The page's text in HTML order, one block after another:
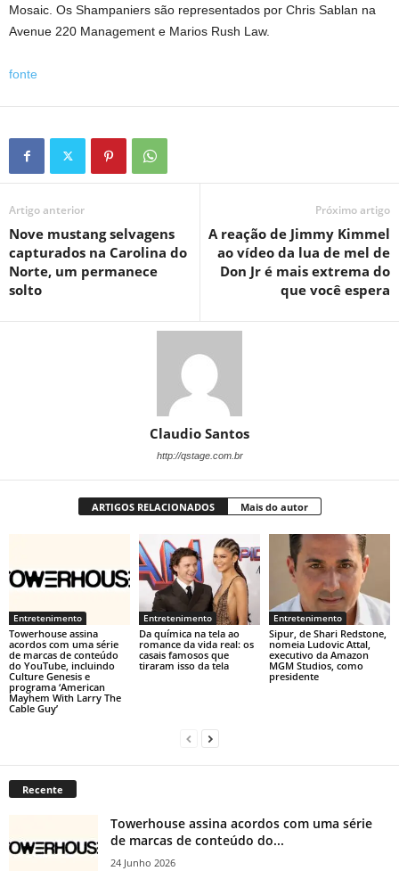
Mosaic. Os Shampaniers são representados por Chris Sablan na
Avenue 220 Management e Marios Rush Law.
fonte
Artigo anterior
Nove mustang selvagens
capturados na Carolina do
Norte, um permanece
solto
Próximo artigo
A reação de Jimmy Kimmel
ao vídeo da lua de mel de
Don Jr é mais extrema do
que você espera
Claudio Santos
http://qstage.com.br
ARTIGOS RELACIONADOS Mais do autor
Entretenimento
Towerhouse assina
acordos com uma série
de marcas de conteúdo
do YouTube, incluindo
Culture Genesis e
programa ‘American
Mayhem With Larry The
Cable Guy’
Entretenimento
Da química na tela ao
romance da vida real: os
casais famosos que
tiraram isso da tela
Entretenimento
Sipur, de Shari Redstone,
nomeia Ludovic Attal,
executivo da Amazon
MGM Studios, como
presidente
Recente
Towerhouse assina acordos com uma série
de marcas de conteúdo do...
24 Junho 2026